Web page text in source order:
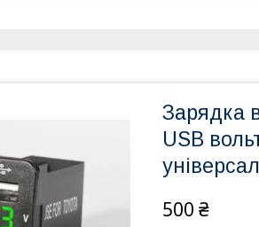
Зарядка
USB
500 ₴